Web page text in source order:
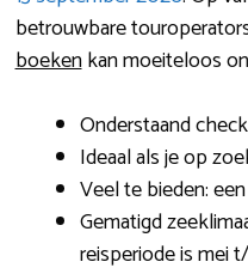
betrouwbare
boekenkan moeiteloos
Onderstaand
Ideaal als je op
Veel te bieden:
Gematigd
reisperiode is mei